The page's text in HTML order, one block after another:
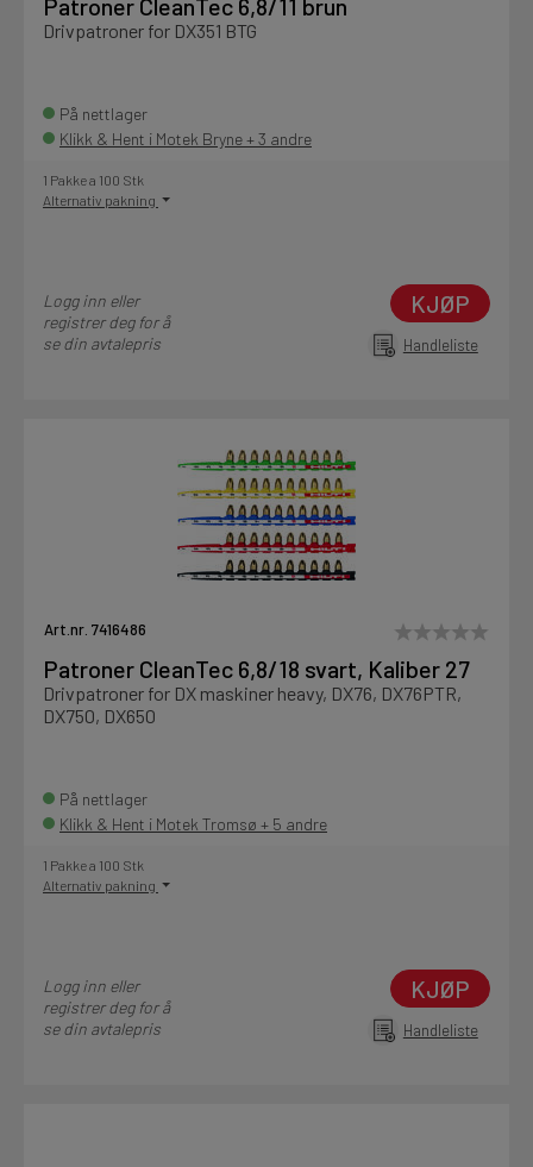
Drivpatroner for DX351 BTG
På nettlager
Klikk & Hent i Motek Bryne + 3 andre
1 Pakke a 100 Stk
Alternativ pakning
Logg inn eller
registrer deg for å
se din avtalepris
KJØP
Handleliste
Art.nr. 7416486
Patroner CleanTec 6,8/18 svart, Kaliber 27
Drivpatroner for DX maskiner heavy, DX76, DX76PTR,
DX750, DX650
På nettlager
Klikk & Hent i Motek Tromsø + 5 andre
1 Pakke a 100 Stk
Alternativ pakning
Logg inn eller
registrer deg for å
se din avtalepris
KJØP
Handleliste